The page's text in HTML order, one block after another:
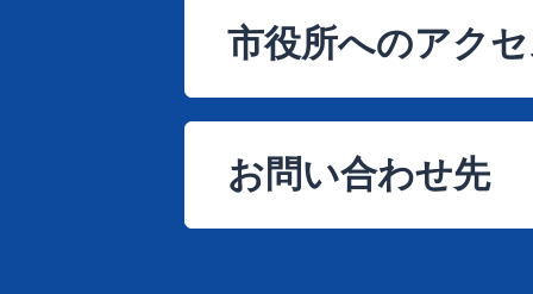
市役所へのアク
お問い合わせ先